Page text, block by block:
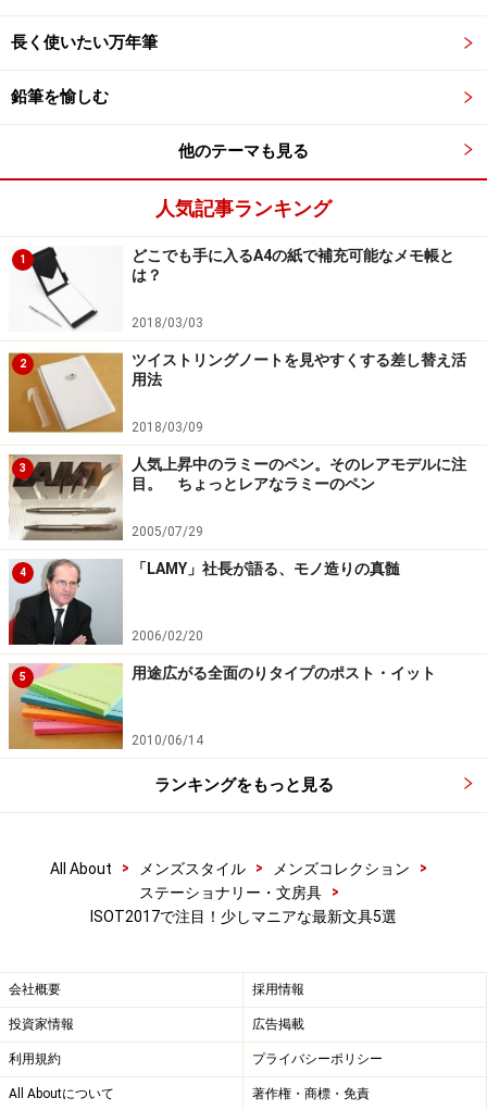
ある。
1ページ4個分の出来事が書き込める
鉛筆ユーザーにうれしいペンケース
ペンシルケース 1,800円（税別）
世界中から個性的なペンを輸入しているプリコ社。今回
の展示内容は鉛筆が多い印象だった。今ひそかに大人向
け鉛筆のブームが来ているように個人的に感じている。
そんな中私が注目したのが、25～26本は入る大容量の鉛
筆専用ペンケースだ。鉛筆をHB、B、2Bといった硬度別
に、または色鉛筆を入れて色別に入れたりするのに最適
である。
一本一本のペンポケットがやや短めだなと思ったが、鉛
筆は使い込むほどにどんどん削って短くなるので、この
方がたしかに使いやすい。
ドイツの筆記具ブランド「シュナイダー」
ドイツの筆記具ブランド「シュナイダー」
海外の展示会ではよく見かけるドイツのペンブランド
「シュナイダー」。高級筆記具というよりも普段使いで
楽しめる一般筆記具が中心だ。注目すべきはそのデザイ
ンで、個性的なフォルムのものが多い。その「シュナイ
ダー」がこのほど日本に正式上陸を果たした。つまり、
長く使いたい万年筆
鉛筆を愉しむ
他のテーマも見る
人気記事ランキング
1
どこでも手に入るA4の紙で補充可能なメモ帳と
は？
2018/03/03
2
ツイストリングノートを見やすくする差し替え活
用法
2018/03/09
3
人気上昇中のラミーのペン。そのレアモデルに注
目。 ちょっとレアなラミーのペン
2005/07/29
4 「LAMY」社長が語る、モノ造りの真髄
2006/02/20
5 用途広がる全面のりタイプのポスト・イット
2010/06/14
ランキングをもっと見る
All About > メンズスタイル > メンズコレクション
>
ステーショナリー・文房具
>
ISOT2017で注目！少しマニアな最新文具5選
会社概要 採用情報
投資家情報 広告掲載
利用規約 プライバシーポリシー
All Aboutについて 著作権・商標・免責